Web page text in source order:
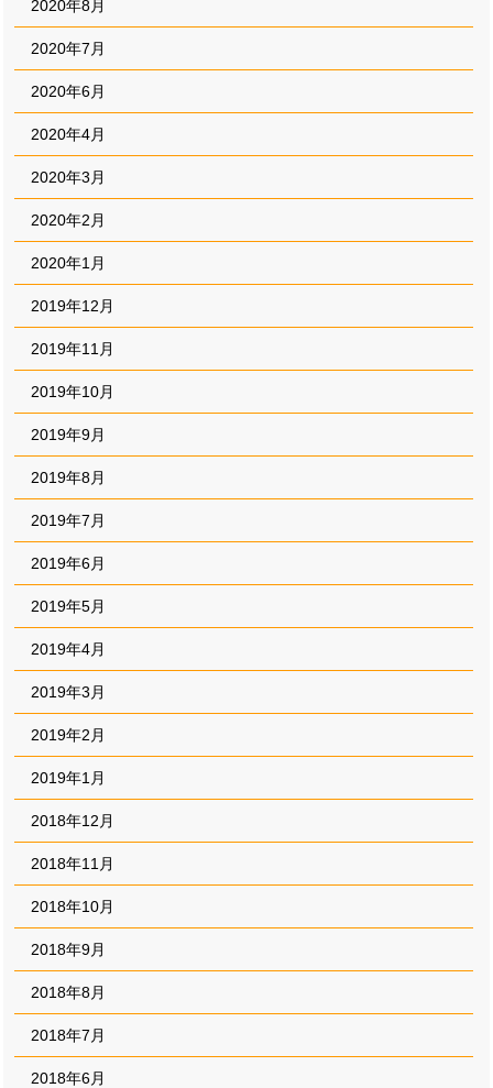
2020年8月
2020年7月
2020年6月
2020年4月
2020年3月
2020年2月
2020年1月
2019年12月
2019年11月
2019年10月
2019年9月
2019年8月
2019年7月
2019年6月
2019年5月
2019年4月
2019年3月
2019年2月
2019年1月
2018年12月
2018年11月
2018年10月
2018年9月
2018年8月
2018年7月
2018年6月